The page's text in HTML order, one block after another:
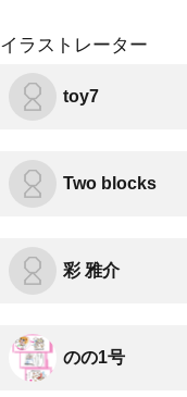
イラストレーター
toy7
Two blocks
彩 雅介
のの1号